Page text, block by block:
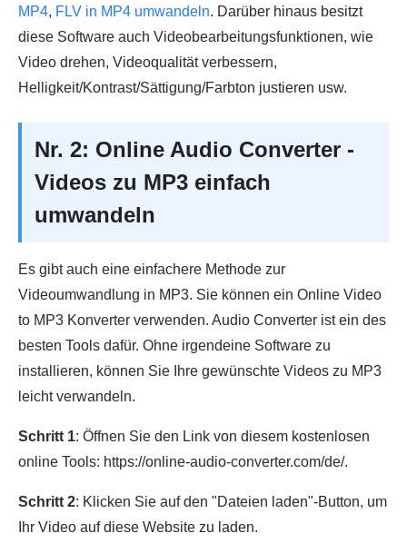
MP4, FLV in MP4 umwandeln. Darüber hinaus besitzt
diese Software auch Videobearbeitungsfunktionen, wie
Video drehen, Videoqualität verbessern,
Helligkeit/Kontrast/Sättigung/Farbton justieren usw.
Nr. 2: Online Audio Converter -
Videos zu MP3 einfach
umwandeln
Es gibt auch eine einfachere Methode zur
Videoumwandlung in MP3. Sie können ein Online Video
to MP3 Konverter verwenden. Audio Converter ist ein des
besten Tools dafür. Ohne irgendeine Software zu
installieren, können Sie Ihre gewünschte Videos zu MP3
leicht verwandeln.
Schritt 1: Öffnen Sie den Link von diesem kostenlosen
online Tools: https://online-audio-converter.com/de/.
Schritt 2: Klicken Sie auf den "Dateien laden"-Button, um
Ihr Video auf diese Website zu laden.